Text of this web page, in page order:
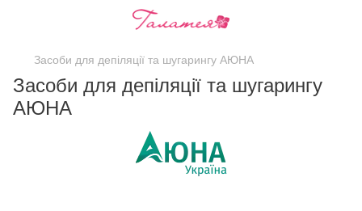
Засоби для депіляції та шугарингу АЮНА
Засоби для депіляції та шугарингу
АЮНА